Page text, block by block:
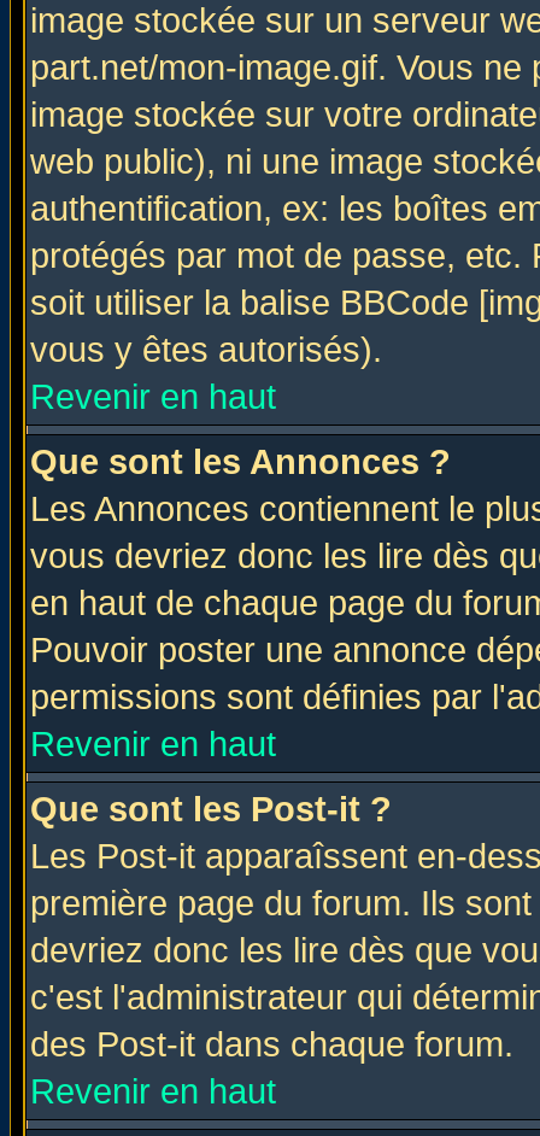
image stockée sur un serveur
part.net/mon-image.gif. Vous
image stockée sur votre
web public), ni une image
authentification, ex: les boîtes
protégés par mot de passe,
soit utiliser la balise BBCode
vous y êtes autorisés).
Revenir en haut
Que sont les Annonces ?
Les Annonces contiennent le
vous devriez donc les lire dès
en haut de chaque page du
Pouvoir poster une annonce
permissions sont définies par
Revenir en haut
Que sont les Post-it ?
Les Post-it apparaîssent en-
première page du forum. Ils
devriez donc les lire dès que
c'est l'administrateur qui
des Post-it dans chaque forum.
Revenir en haut